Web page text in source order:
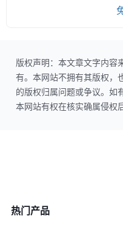
版权声明：本文章文字内容
有。本网站不拥有其版权，
的版权归属问题或争议。如
本网站有权在核实确属侵权
热门产品